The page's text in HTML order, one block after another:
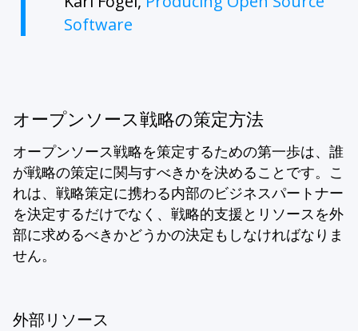
Software
オープンソース戦略の策定方法
オープンソース戦略を策定するための第一歩は、誰
が戦略の策定に関与すべきかを決めることです。こ
れは、戦略策定に携わる内部のビジネスパートナー
を決定するだけでなく、戦略的支援とリソースを外
部に求めるべきかどうかの決定もしなければなりま
せん。
外部リソース